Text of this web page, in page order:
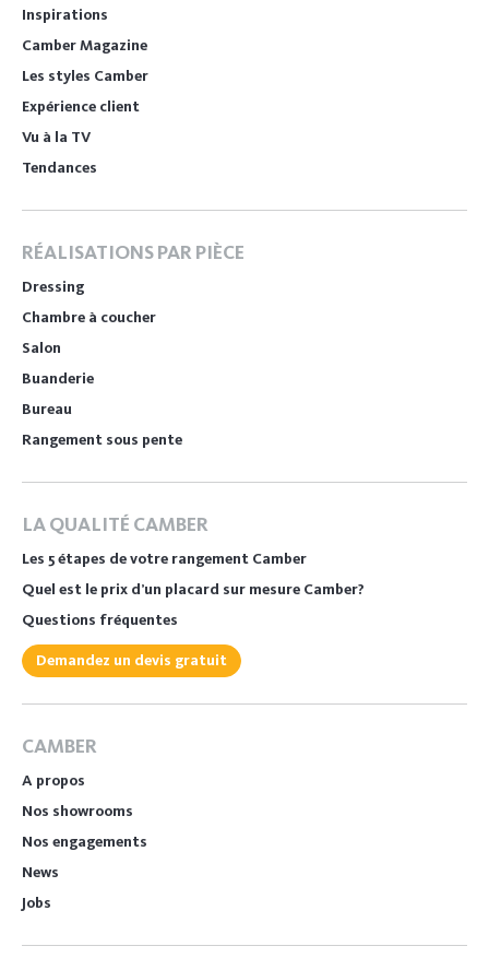
Inspirations
Camber Magazine
Les styles Camber
Expérience client
Vu à la TV
Tendances
RÉALISATIONS PAR PIÈCE
Dressing
Chambre à coucher
Salon
Buanderie
Bureau
Rangement sous pente
LA QUALITÉ CAMBER
Les 5 étapes de votre rangement Camber
Quel est le prix d’un placard sur mesure Camber?
Questions fréquentes
Demandez un devis gratuit
CAMBER
A propos
Nos showrooms
Nos engagements
News
Jobs